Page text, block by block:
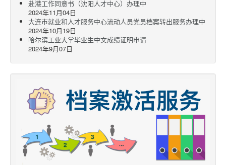
赴港工作同意书（沈阳人才中心）办理中
2024年11月04日
大连市就业和人才服务中心流动人员党员档案转出服务办理中
2024年10月19日
哈尔滨工业大学毕业生中文成绩证明申请
2024年9月07日